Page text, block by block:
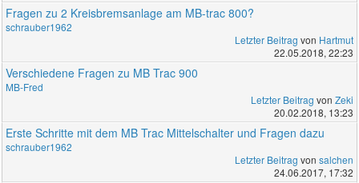
Fragen zu 2 Kreisbremsanlage am MB-trac 800?
schrauber1962
Letzter Beitrag von Hartmut
22.05.2018, 22:23
Verschiedene Fragen zu MB Trac 900
MB-Fred
Letzter Beitrag von Zeki
20.02.2018, 13:23
Erste Schritte mit dem MB Trac Mittelschalter und Fragen dazu
schrauber1962
Letzter Beitrag von salchen
24.06.2017, 17:32